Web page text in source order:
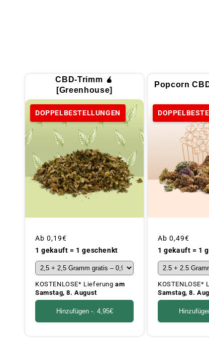
CBD-Trimm 🧉
[Greenhouse]
DOPPELBESTELLUNGEN
Üblicher
Preis
Ab 0,19€
1 gekauft = 1 geschenkt
KOSTENLOSE* Lieferungam
Samstag, 8. August
Hinzufügen -. 4,95€
Popcorn
Üblicher
Preis
Ab 0,49€
1 gekauft = 1
Samstag, 8.